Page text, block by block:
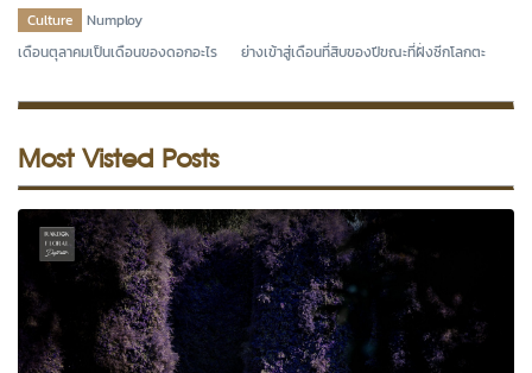
Channel Youtube
Culture
Numploy
เดือนตุลาคมเป็นเดือนของดอกอะไร ย่างเข้าสู่เดือนที่สิบของปีขณะที่ฝั่งซีกโลกตะ
Most Visted Posts